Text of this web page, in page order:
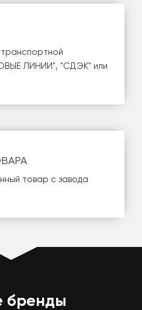
ЛИНИИ", "СДЭК" или
товар с завода
бренды